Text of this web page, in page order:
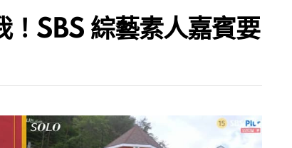
！SBS 綜藝素人嘉賓要